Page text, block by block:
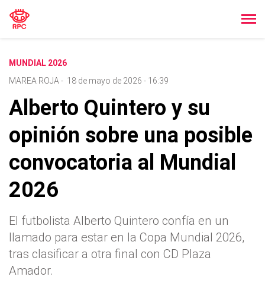
MUNDIAL 2026
MAREA ROJA - 18 de mayo de 2026 - 16:39
Alberto Quintero y su
opinión sobre una posible
convocatoria al Mundial
2026
El futbolista Alberto Quintero confía en un
llamado para estar en la Copa Mundial 2026,
tras clasificar a otra final con CD Plaza
Amador.